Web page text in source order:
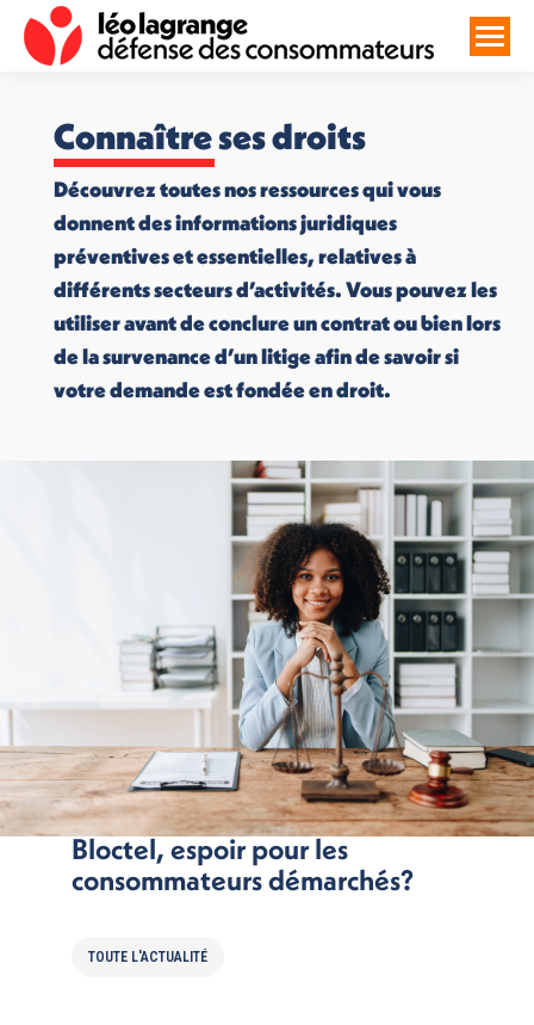
Connaître ses droits
Découvrez toutes nos ressources qui vous
donnent des informations juridiques
préventives et essentielles, relatives à
différents secteurs d’activités. Vous pouvez les
utiliser avant de conclure un contrat ou bien lors
de la survenance d’un litige afin de savoir si
votre demande est fondée en droit.
Un nouvel opérateur pour
Bloctel, espoir pour les
consommateurs démarchés?
TOUTE L'ACTUALITÉ